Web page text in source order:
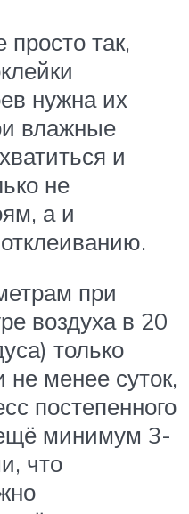
просто так,
нужна их
влажные
и
не
а и
при
воздуха в 20
только
не менее суток,
постепенного
минимум 3-
что